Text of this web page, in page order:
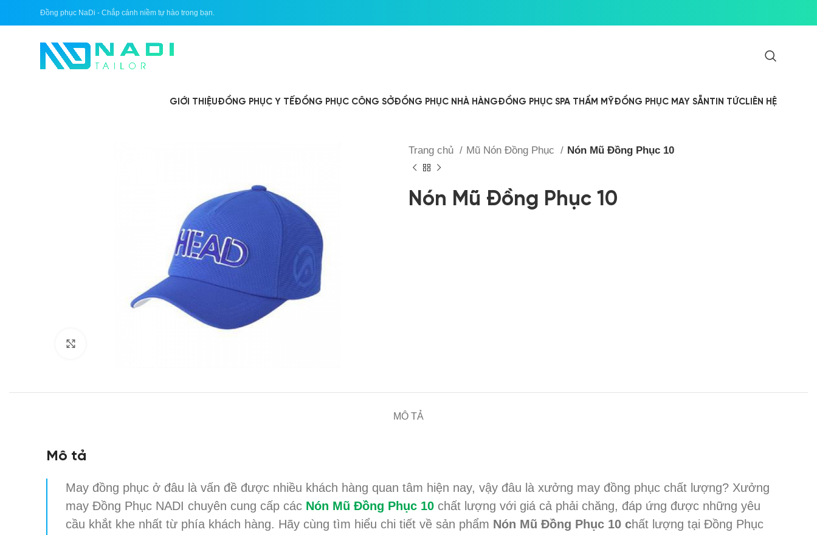
Đồng phục NaDi - Chắp cánh niềm tự hào trong bạn.
GIỚI THIỆUĐỒNG PHỤC Y TẾĐỒNG PHỤC CÔNG SỞĐỒNG PHỤC NHÀ HÀNGĐỒNG PHỤC SPA THẨM MỸĐỒNG PHỤC MAY SẴNTIN TỨCLIÊN HỆ
Trang chủ Mũ Nón Đồng Phục Nón Mũ Đồng Phục 10
Nón Mũ Đồng Phục 10
MÔ TẢ
Mô tả
May đồng phục ở đâu là vấn đề được nhiều khách hàng quan tâm hiện nay, vậy đâu là xưởng may đồng phục chất lượng? Xưởng
may Đồng Phục NADI chuyên cung cấp các Nón Mũ Đồng Phục 10 chất lượng với giá cả phải chăng, đáp ứng được những yêu
cầu khắt khe nhất từ phía khách hàng. Hãy cùng tìm hiểu chi tiết về sản phẩm Nón Mũ Đồng Phục 10 chất lượng tại Đồng Phục